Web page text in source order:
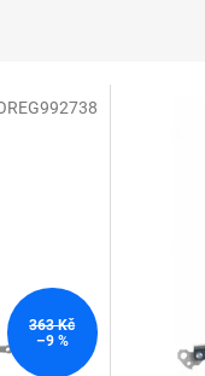
363 Kč
–9 %